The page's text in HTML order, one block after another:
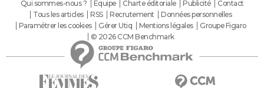
Qui sommes-nous ? Equipe Charte éditoriale Publicité
Contact
Tous les articles
RSS Recrutement
Données personnelles
Paramétrer les cookies
Gérer Utiq Mentions légales
Groupe Figaro
© 2026 CCM Benchmark